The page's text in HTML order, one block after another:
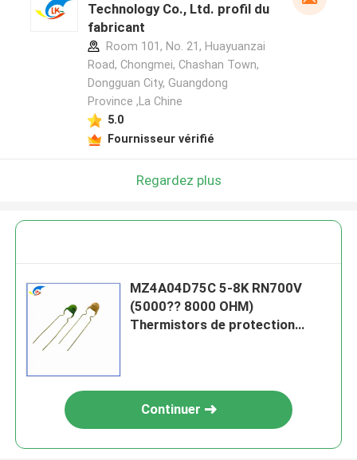
Technology Co., Ltd. profil du
fabricant
Room 101, No. 21, Huayuanzai
Road, Chongmei, Chashan Town,
Dongguan City, Guangdong
Province ,La Chine
5.0
Fournisseur vérifié
Regardez plus
MZ4A04D75C 5-8K RN700V
(5000?? 8000 OHM)
Thermistors de protection
Continuer